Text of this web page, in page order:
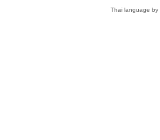
Thai language by